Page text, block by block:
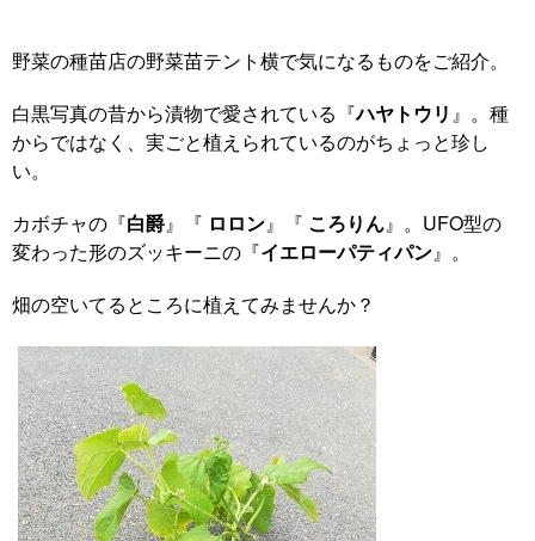
野菜の種苗店の野菜苗テント横で気になるものをご紹介。
白黒写真の昔から漬物で愛されている『ハヤトウリ 』。種
からではなく、実ごと植えられているのがちょっと珍し
い。
カボチャの『白爵』『 ロロン』『 ころりん』。UFO型の
変わった形のズッキーニの『イエローパティパン』。
畑の空いてるところに植えてみませんか？